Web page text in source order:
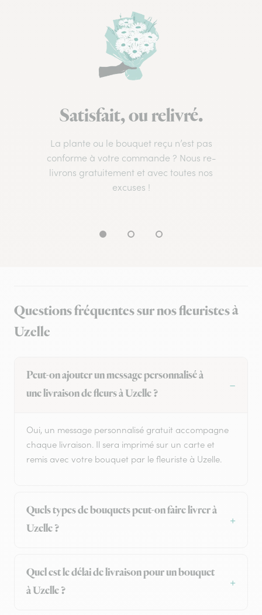
Satisfait, ou relivré.
La plante ou le bouquet reçu n’est pas
conforme à votre commande ? Nous re-
livrons gratuitement et avec toutes nos
excuses !
Questions fréquentes sur nos fleuristes à
Uzelle
Peut-on ajouter un message personnalisé à
une livraison de fleurs à Uzelle ?
Oui, un message personnalisé gratuit accompagne
chaque livraison. Il sera imprimé sur un carte et
remis avec votre bouquet par le fleuriste à Uzelle.
Quels types de bouquets peut-on faire livrer à
Uzelle ?
Quel est le délai de livraison pour un bouquet
à Uzelle ?